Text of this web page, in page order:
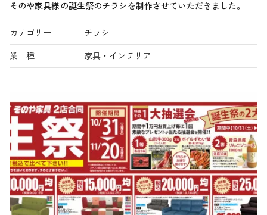
そのや家具様の誕生祭のチラシを制作させていただきました。
カテゴリー チラシ
業 種 家具・インテリア